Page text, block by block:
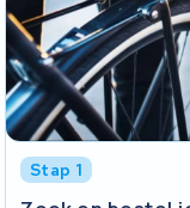
Stap 1